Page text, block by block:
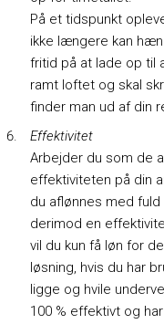
På et tidspunkt
ikke længere kan
fritid på at lade op til
ramt loftet og skal
finder man ud af din
Effektivitet
Arbejder du som de
effektiviteten på din
du aflønnes med
derimod en
vil du kun få løn for
løsning, hvis du har
ligge og hvile
100 % effektivt og